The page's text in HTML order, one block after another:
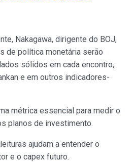
Nakagawa, dirigente do BOJ,
de política monetária serão
sólidos em cada encontro,
e em outros indicadores-
métrica essencial para medir o
planos de investimento.
ajudam a entender o
e o capex futuro.